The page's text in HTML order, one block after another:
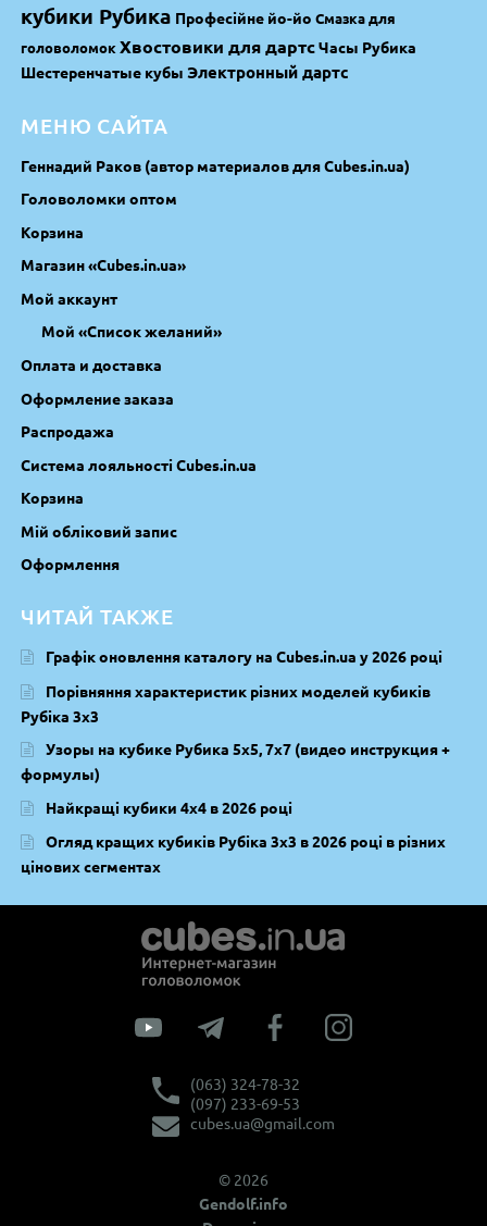
кубики Рубика Професійне йо-йо Смазка для
головоломокХвостовики для дартсЧасы Рубика
Шестеренчатые кубы Электронный дартс
МЕНЮ САЙТА
Геннадий Раков (автор материалов для Cubes.in.ua)
Головоломки оптом
Корзина
Магазин «Cubes.in.ua»
Мой аккаунт
Мой «Список желаний»
Оплата и доставка
Оформление заказа
Распродажа
Система лояльності Cubes.in.ua
Корзина
Мій обліковий запис
Оформлення
ЧИТАЙ ТАКЖЕ
Графік оновлення каталогу на Cubes.in.ua у 2026 році
Порівняння характеристик різних моделей кубиків
Рубіка 3х3
Узоры на кубике Рубика 5х5, 7х7 (видео инструкция +
формулы)
Найкращі кубики 4х4 в 2026 році
Огляд кращих кубиків Рубіка 3х3 в 2026 році в різних
цінових сегментах
(063) 324-78-32
(097) 233-69-53
cubes.ua@gmail.com
© 2026
Gendolf.info